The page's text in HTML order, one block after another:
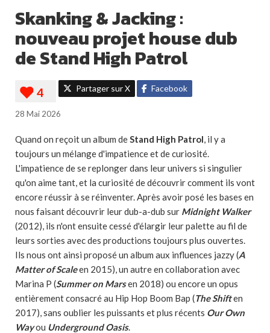
Skanking & Jacking :
nouveau projet house dub
de Stand High Patrol
Partager sur X Facebook
28 Mai 2026
Quand on reçoit un album deStand High Patrol, il y a
toujours un mélange d'impatience et de curiosité.
L'impatience de se replonger dans leur univers si singulier
qu'on aime tant, et la curiosité de découvrir comment ils vont
encore réussir à se réinventer. Après avoir posé les bases en
nous faisant découvrir leur dub-a-dub sur Midnight Walker
(2012), ils n'ont ensuite cessé d'élargir leur palette au fil de
leurs sorties avec des productions toujours plus ouvertes.
Ils nous ont ainsi proposé un album aux influences jazzy (A
Matter of Scaleen 2015), un autre en collaboration avec
Marina P (Summer on Marsen 2018) ou encore un opus
entièrement consacré au Hip Hop Boom Bap (The Shiften
2017), sans oublier les puissants et plus récents Our Own
Wayou Underground Oasis.